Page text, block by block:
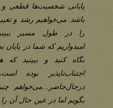
پایانی شخصیت‌ها قطعی و
باشد. می‌خواهیم رشد و
را در طول مسیر
امیدواریم که شما در پایان
نگاه کنید و ببینید که
اجتناب‌ناپذیر بوده
درحال‌حاضر…می‌خواهم
بگویم اما در عین حال آن را